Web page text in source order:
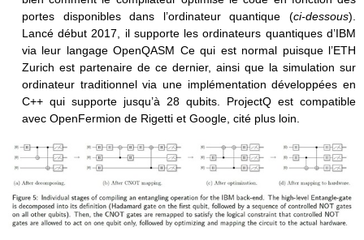
portes disponibles dans l’ordinateur quantique (ci-dessous).
Lancé début 2017, il supporte les ordinateurs quantiques d’IBM
via leur langage OpenQASM Ce qui est normal puisque l’ETH
Zurich est partenaire de ce dernier, ainsi que la simulation sur
ordinateur traditionnel via une implémentation développées en
C++ qui supporte jusqu’à 28 qubits. ProjectQ est compatible
avec OpenFermion de Rigetti et Google, cité plus loin.